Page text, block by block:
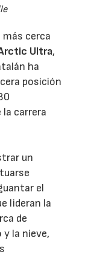
cerca
Ultra,
ha
posición
carrera
un
el
lideran la
de
la nieve,